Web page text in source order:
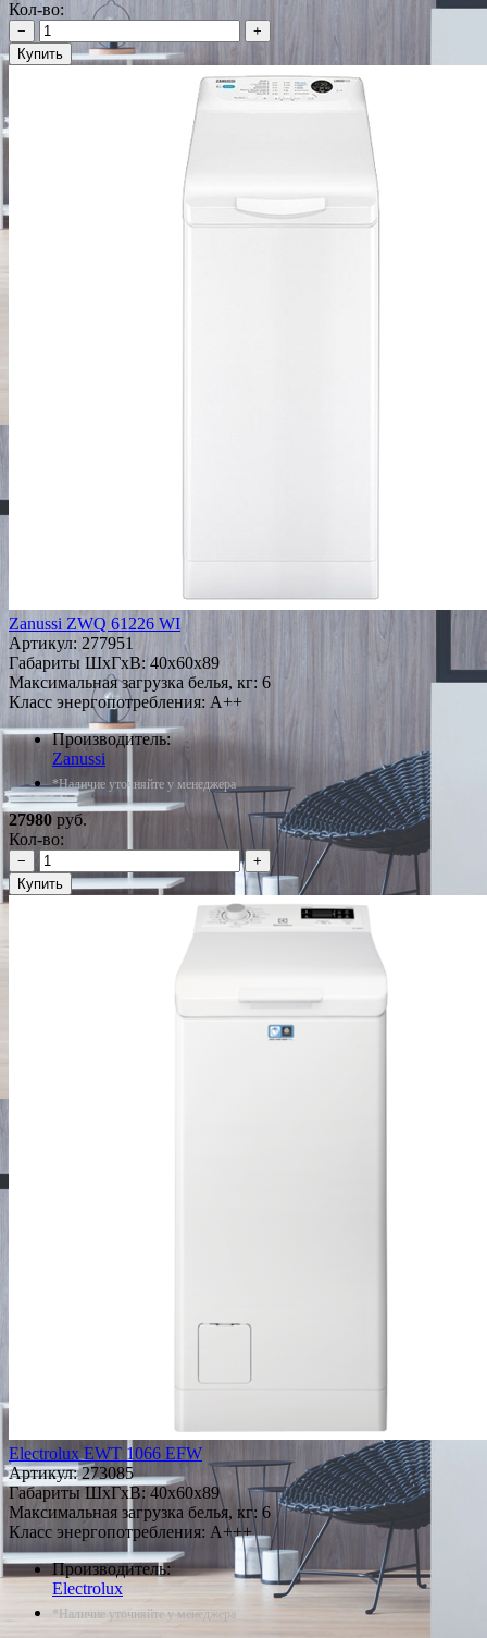
Кол-во:
−
+
Купить
Zanussi ZWQ 61226 WI
Артикул: 277951
Габариты ШxГxВ: 40x60x89
Максимальная загрузка белья, кг: 6
Класс энергопотребления: A++
Производитель:
Zanussi
*Наличие уточняйте у менеджера
27980 руб.
Кол-во:
−
+
Купить
Electrolux EWT 1066 EFW
Артикул:273085
Габариты ШxГxВ: 40x60x89
Максимальная загрузка белья, кг: 6
Класс энергопотребления: A+++
Производитель:
Electrolux
*Наличие уточняйте у менеджера